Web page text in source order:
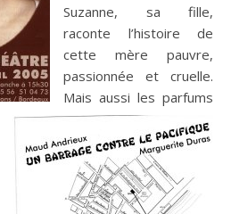
Suzanne, sa fille,
raconte l’histoire de
cette mère pauvre,
passionnée et cruelle.
Mais aussi les parfums